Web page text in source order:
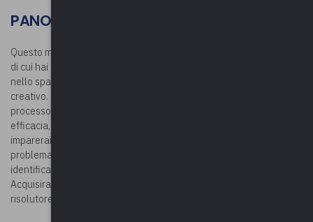
PANORAMICA DEL CORSO
Questo modulo ti aiuterà a sviluppare le abilità e i comportamenti
di cui hai bisogno per essere in grado di risolvere un problema
nello spazio di lavoro professionale con il pensiero critico e
creativo. Questo corso ti insegna molti concetti diversi come il
processo di risoluzione dei problemi, la matrice di facilità ed
efficacia, il processo di brainstorming e altro ancora. Non solo
imparerai i passi che devi fare per risolvere efficacemente un
problema con il pensiero critico e creativo, imparerai anche come
identificare e scegliere la migliore soluzione possibile disponibile.
Acquisirai le competenze necessarie per diventare un esperto
risolutore di problemi!